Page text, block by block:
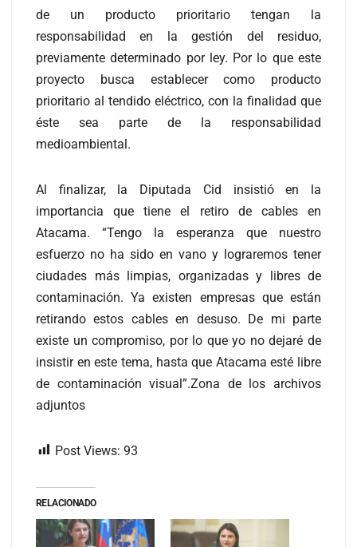
de un producto prioritario tengan la
responsabilidad en la gestión del residuo,
previamente determinado por ley. Por lo que este
proyecto busca establecer como producto
prioritario al tendido eléctrico, con la finalidad que
éste sea parte de la responsabilidad
medioambiental.
Al finalizar, la Diputada Cid insistió en la
importancia que tiene el retiro de cables en
Atacama. “Tengo la esperanza que nuestro
esfuerzo no ha sido en vano y lograremos tener
ciudades más limpias, organizadas y libres de
contaminación. Ya existen empresas que están
retirando estos cables en desuso. De mi parte
existe un compromiso, por lo que yo no dejaré de
insistir en este tema, hasta que Atacama esté libre
de contaminación visual”.Zona de los archivos
adjuntos
Post Views: 93
RELACIONADO